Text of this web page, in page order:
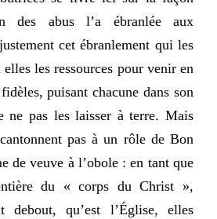
des abus l’a ébranlée aux
cet ébranlement qui les
les ressources pour venir en
puisant chacune dans son
ne pas les laisser à terre. Mais
pas à un rôle de Bon
de veuve à l’obole : en tant que
du « corps du Christ »,
debout, qu’est l’Église, elles